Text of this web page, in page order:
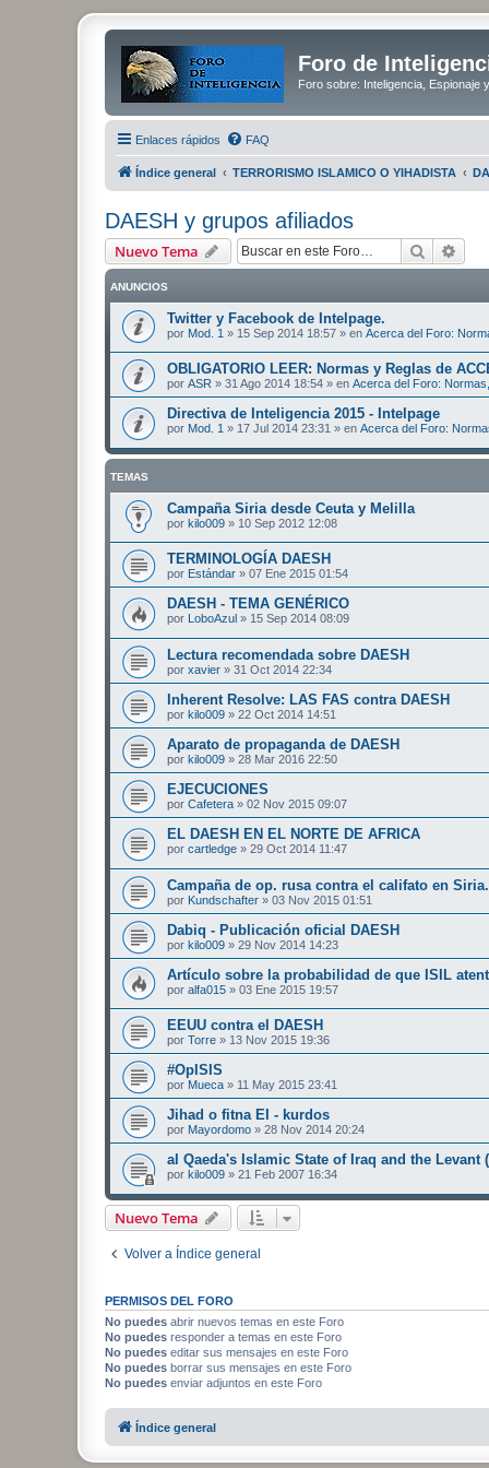
Foro de
Foro sobre: Inteligencia, Espionaje
Enlaces rápidos FAQ
Índice general TERRORISMO ISLAMICO O YIHADISTA
DAESH y grupos afiliados
Nuevo Tema Buscar
ANUNCIOS
Twitter y Facebook de Intelpage.
por Mod. 1 » 15 Sep 2014 18:57 » en Acerca del Foro:
OBLIGATORIO LEER: Normas y Reglas de
por ASR » 31 Ago 2014 18:54 » en Acerca del Foro:
Directiva de Inteligencia 2015 - Intelpage
por Mod. 1 » 17 Jul 2014 23:31 » en Acerca del Foro:
TEMAS
Campaña Siria desde Ceuta y Melilla
por kilo009 » 10 Sep 2012 12:08
TERMINOLOGÍA DAESH
por Estándar » 07 Ene 2015 01:54
DAESH - TEMA GENÉRICO
por LoboAzul » 15 Sep 2014 08:09
Lectura recomendada sobre DAESH
por xavier » 31 Oct 2014 22:34
Inherent Resolve: LAS FAS contra DAESH
por kilo009 » 22 Oct 2014 14:51
Aparato de propaganda de DAESH
por kilo009 » 28 Mar 2016 22:50
EJECUCIONES
por Cafetera » 02 Nov 2015 09:07
EL DAESH EN EL NORTE DE AFRICA
por cartledge » 29 Oct 2014 11:47
Campaña de op. rusa contra el califato en
por Kundschafter » 03 Nov 2015 01:51
Dabiq - Publicación oficial DAESH
por kilo009 » 29 Nov 2014 14:23
Artículo sobre la probabilidad de que ISIL
por alfa015 » 03 Ene 2015 19:57
EEUU contra el DAESH
por Torre » 13 Nov 2015 19:36
#OpISIS
por Mueca » 11 May 2015 23:41
Jihad o fitna EI - kurdos
por Mayordomo » 28 Nov 2014 20:24
al Qaeda's Islamic State of Iraq and the Levant
por kilo009 » 21 Feb 2007 16:34
Nuevo Tema
Volver a Índice general
PERMISOS DEL FORO
No puedes abrir nuevos temas en este Foro
No puedes responder a temas en este Foro
No puedes editar sus mensajes en este Foro
No puedes borrar sus mensajes en este Foro
No puedes enviar adjuntos en este Foro
Índice general